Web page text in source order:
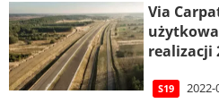
Via
realizacji
S19